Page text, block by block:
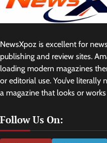
NewsXpoz is excellent for
publishing and review sites.
loading modern magazines
or editorial use. You’ve literally
a magazine that looks or
Follow Us On: